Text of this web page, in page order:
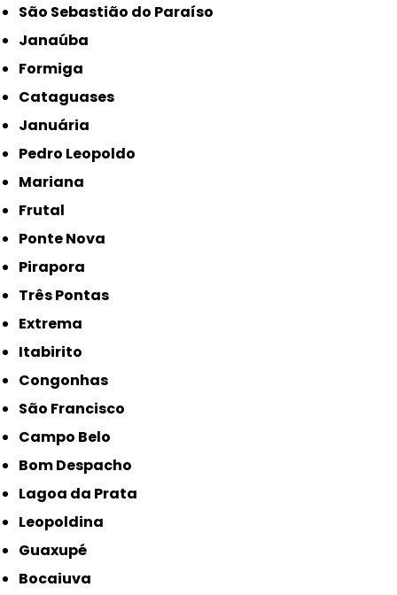
São Sebastião do Paraíso
Janaúba
Formiga
Cataguases
Januária
Pedro Leopoldo
Mariana
Frutal
Ponte Nova
Pirapora
Três Pontas
Extrema
Itabirito
Congonhas
São Francisco
Campo Belo
Bom Despacho
Lagoa da Prata
Leopoldina
Guaxupé
Bocaiuva